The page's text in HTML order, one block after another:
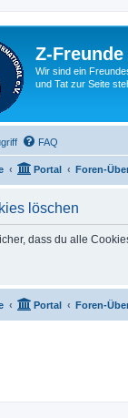
Z-
Wir sind ein
und Tat zur Seite
FAQ
Portal Foren-
löschen
dass du alle
Portal Foren-